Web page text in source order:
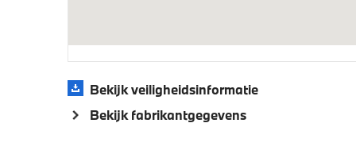
Bekijk veiligheidsinformatie
Bekijk fabrikantgegevens